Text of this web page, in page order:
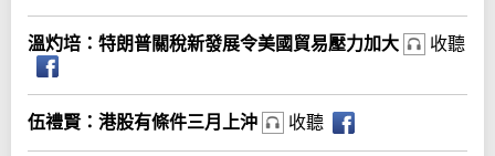
溫灼培：特朗普關稅新發展令美國貿易壓力加大 收聽
伍禮賢：港股有條件三月上沖 收聽